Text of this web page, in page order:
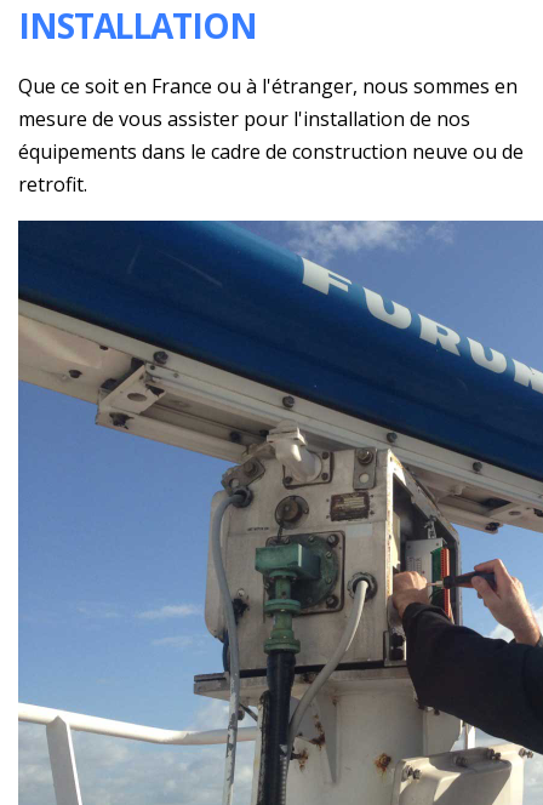
INSTALLATION
Que ce soit en France ou à l'étranger, nous sommes en
mesure de vous assister pour l'installation de nos
équipements dans le cadre de construction neuve ou de
retrofit.